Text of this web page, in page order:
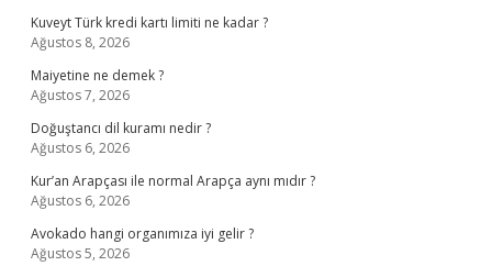
Kuveyt Türk kredi kartı limiti ne kadar ?
Ağustos 8, 2026
Maiyetine ne demek ?
Ağustos 7, 2026
Doğuştancı dil kuramı nedir ?
Ağustos 6, 2026
Kur’an Arapçası ile normal Arapça aynı mıdır ?
Ağustos 6, 2026
Avokado hangi organımıza iyi gelir ?
Ağustos 5, 2026